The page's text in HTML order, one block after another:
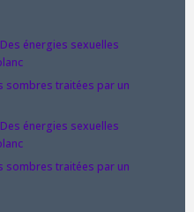
Des énergies sexuelles
sombres traitées par un
Des énergies sexuelles
sombres traitées par un